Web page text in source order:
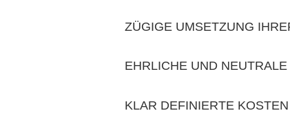
ZÜGIGE UMSETZUNG
EHRLICHE UND
KLAR DEFINIERTE KOSTEN